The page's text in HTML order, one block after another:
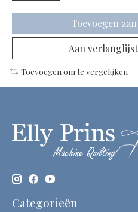
Toevoegen
Aan
Toevoegen om te vergelijken
Categorieën